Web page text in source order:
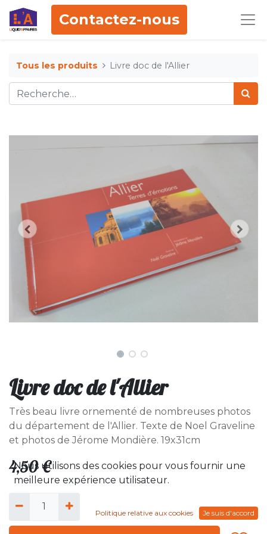
Contactez-nous
Tous les produits Livre doc de l'Allier
Livre doc de l'Allier
Très beau livre ornementé de nombreuses photos
du département de l'Allier. Texte de Noel Graveline
et photos de Jérome Mondière. 19x31cm
4,50€
Nous utilisons des cookies pour vous fournir une
meilleure expérience utilisateur.
Politique relative aux cookies Je suis d'accord